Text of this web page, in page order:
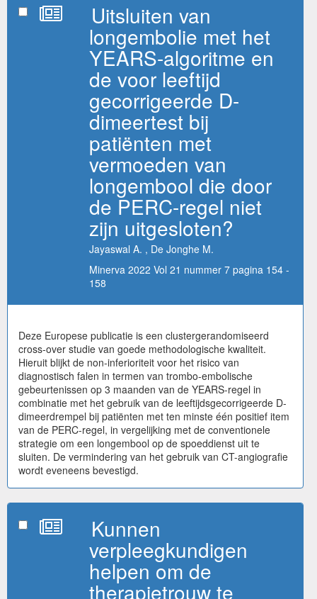
Uitsluiten van
longembolie met het
YEARS-algoritme en
de voor leeftijd
gecorrigeerde D-
dimeertest bij
patiënten met
vermoeden van
longembool die door
de PERC-regel niet
zijn uitgesloten?
Jayaswal A. , De Jonghe M.
Minerva 2022 Vol 21 nummer 7 pagina 154 -
158
Deze Europese publicatie is een clustergerandomiseerd
cross-over studie van goede methodologische kwaliteit.
Hieruit blijkt de non-inferioriteit voor het risico van
diagnostisch falen in termen van trombo-embolische
gebeurtenissen op 3 maanden van de YEARS-regel in
combinatie met het gebruik van de leeftijdsgecorrigeerde D-
dimeerdrempel bij patiënten met ten minste één positief item
van de PERC-regel, in vergelijking met de conventionele
strategie om een longembool op de spoeddienst uit te
sluiten. De vermindering van het gebruik van CT-angiografie
wordt eveneens bevestigd.
Kunnen
verpleegkundigen
helpen om de
therapietrouw te